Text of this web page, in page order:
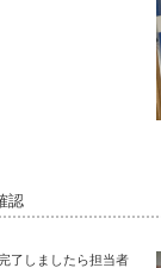
認
了しましたら担当者